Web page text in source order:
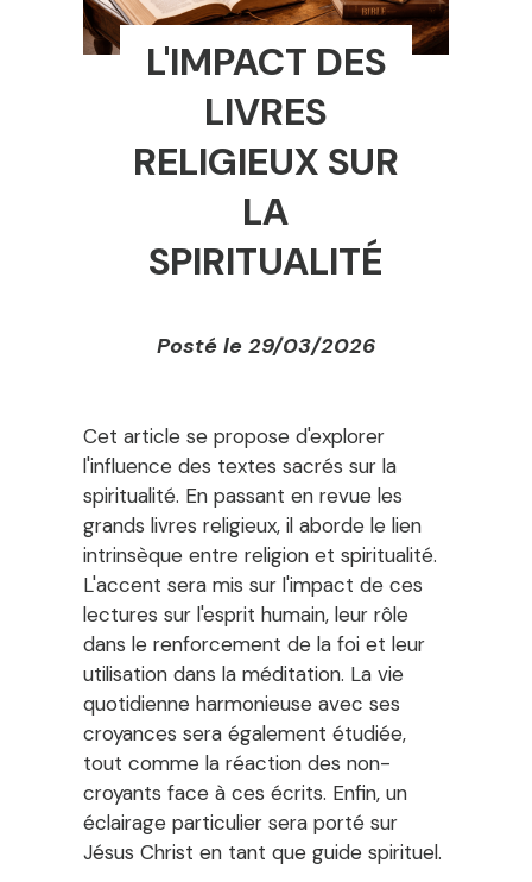
L'IMPACT DES
LIVRES
RELIGIEUX SUR
LA
SPIRITUALITÉ
Posté le 29/03/2026
Cet article se propose d'explorer
l'influence des textes sacrés sur la
spiritualité. En passant en revue les
grands livres religieux, il aborde le lien
intrinsèque entre religion et spiritualité.
L'accent sera mis sur l'impact de ces
lectures sur l'esprit humain, leur rôle
dans le renforcement de la foi et leur
utilisation dans la méditation. La vie
quotidienne harmonieuse avec ses
croyances sera également étudiée,
tout comme la réaction des non-
croyants face à ces écrits. Enfin, un
éclairage particulier sera porté sur
Jésus Christ en tant que guide spirituel.